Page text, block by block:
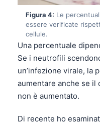
Figura 4: Le
essere verificate
cellule.
Una percentuale
Se i neutrofili
un’infezione virale, la
aumentare anche se
non è aumentato.
Di recente ho